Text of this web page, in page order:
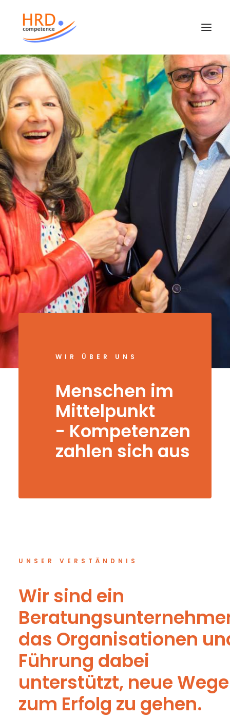
WIR ÜBER UNS
Menschen im
Mittelpunkt
- Kompetenzen
zahlen sich aus
UNSER VERSTÄNDNIS
Wir sind ein
das Organisationen
Führung dabei
unterstützt, neue Wege
zum Erfolg zu gehen.